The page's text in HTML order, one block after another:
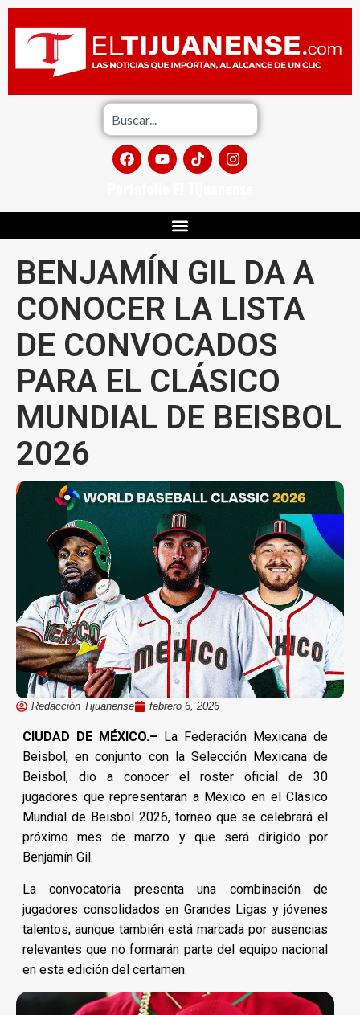
BENJAMÍN GIL DA A
CONOCER LA LISTA
DE CONVOCADOS
PARA EL CLÁSICO
MUNDIAL DE BEISBOL
2026
Redacción Tijuanense febrero 6, 2026
CIUDAD DE MÉXICO.– La Federación Mexicana de
Beisbol, en conjunto con la Selección Mexicana de
Beisbol, dio a conocer el roster oficial de 30
jugadores que representarán a México en el Clásico
Mundial de Beisbol 2026, torneo que se celebrará el
próximo mes de marzo y que será dirigido por
Benjamín Gil.
La convocatoria presenta una combinación de
jugadores consolidados en Grandes Ligas y jóvenes
talentos, aunque también está marcada por ausencias
relevantes que no formarán parte del equipo nacional
en esta edición del certamen.